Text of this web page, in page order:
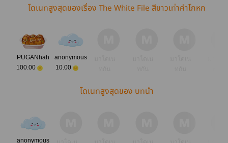
โดเนทสูงสุดของเรื่อง The White File สีขาวเท่าคำโกหก
PUGANhah
100.00
anonymous
10.00
โดเนทสูงสุดของ บทนำ
anonymous